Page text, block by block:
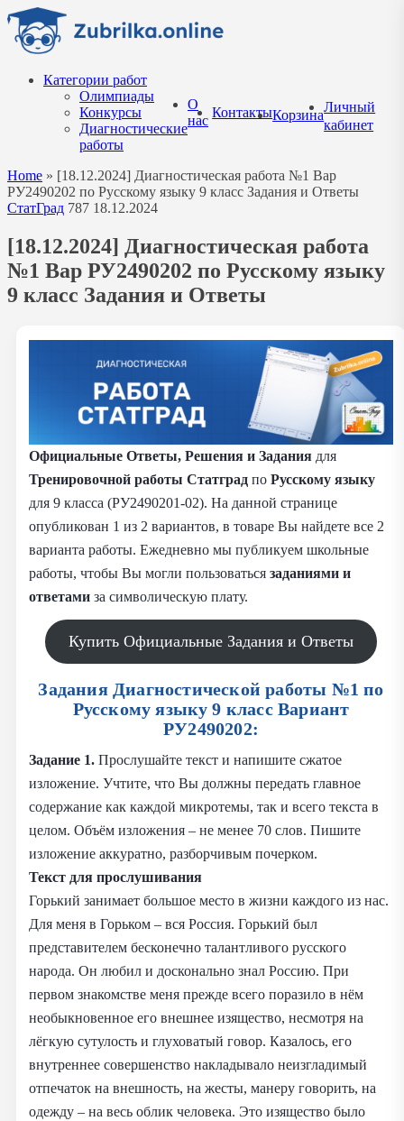
Перейти
содержанию
Категории работ
Олимпиады
Конкурсы
Диагностические
работы
О
нас
КонтактыКорзина
Личный
кабинет
Home » [18.12.2024] Диагностическая работа №1 Вар
РУ2490202 по Русскому языку 9 класс Задания и Ответы
СтатГрад 787 18.12.2024
[18.12.2024] Диагностическая работа
№1 Вар РУ2490202 по Русскому языку
9 класс Задания и Ответы
Официальные Ответы, Решения и Задания для
Тренировочной работы Статград по Русскому языку
для 9 класса (РУ2490201-02). На данной странице
опубликован 1 из 2 вариантов, в товаре Вы найдете все 2
варианта работы. Ежедневно мы публикуем школьные
работы, чтобы Вы могли пользоваться заданиями и
ответами за символическую плату.
Купить Официальные Задания и Ответы
Задания Диагностической работы №1 по
Русскому языку 9 класс Вариант
РУ2490202:
Задание 1. Прослушайте текст и напишите сжатое
изложение. Учтите, что Вы должны передать главное
содержание как каждой микротемы, так и всего текста в
целом. Объём изложения – не менее 70 слов. Пишите
изложение аккуратно, разборчивым почерком.
Текст для прослушивания
Горький занимает большое место в жизни каждого из нас.
Для меня в Горьком – вся Россия. Горький был
представителем бесконечно талантливого русского
народа. Он любил и досконально знал Россию. При
первом знакомстве меня прежде всего поразило в нём
необыкновенное его внешнее изящество, несмотря на
лёгкую сутулость и глуховатый говор. Казалось, его
внутреннее совершенство накладывало неизгладимый
отпечаток на внешность, на жесты, манеру говорить, на
одежду – на весь облик человека. Это изящество было